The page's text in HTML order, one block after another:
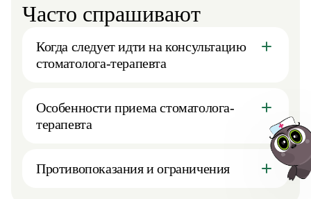
Часто спрашивают
Когда следует идти на консультацию
стоматолога-терапевта
Особенности приема стоматолога-
терапевта
Противопоказания и ограничения